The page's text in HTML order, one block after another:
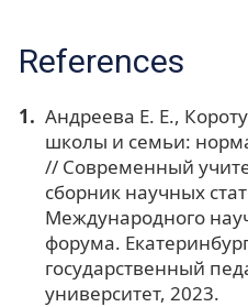
References
Андреева Е. Е.,
школы и семьи:
// Современный
сборник научных
Международного
форума.
государственный
университет, 2023.